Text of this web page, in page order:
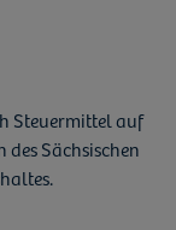
Steuermittel auf
Sächsischen